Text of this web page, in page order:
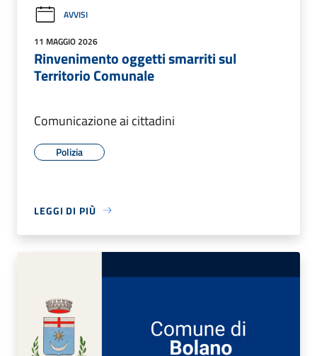
AVVISI
11 MAGGIO 2026
Rinvenimento oggetti smarriti sul
Territorio Comunale
Comunicazione ai cittadini
Polizia
LEGGI DI PIÙ